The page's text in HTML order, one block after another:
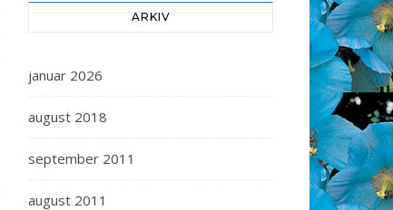
ARKIV
januar 2026
august 2018
september 2011
august 2011